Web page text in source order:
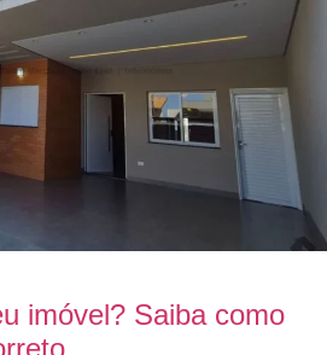
imóvel? Saiba como